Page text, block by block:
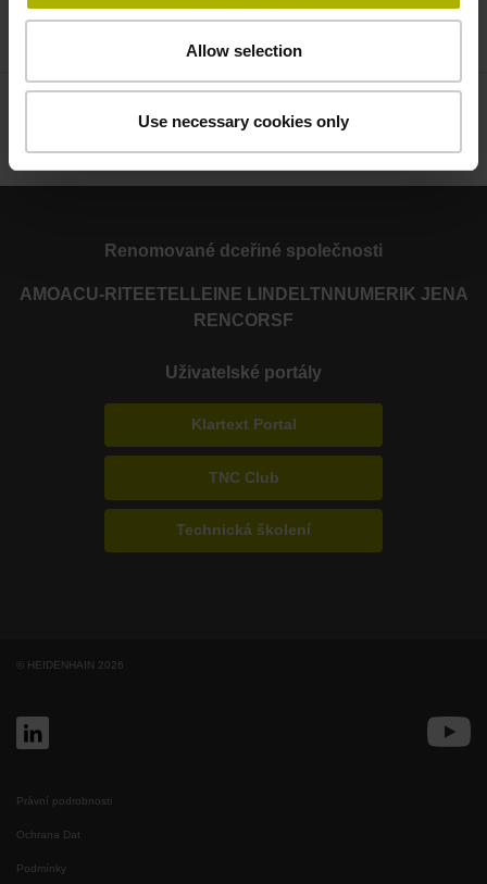
Allow selection
Use necessary cookies only
HEIDENHAIN ERP 1000 – Technické údaje
Renomované dceřiné společnosti
AMOACU-RITE ETEL LEINE LINDE LTN NUMERIK JENA
RENCORSF
Uživatelské portály
Klartext Portal
TNC Club
Technická školení
© HEIDENHAIN 2026
Právní podrobnosti
Ochrana Dat
Podmínky